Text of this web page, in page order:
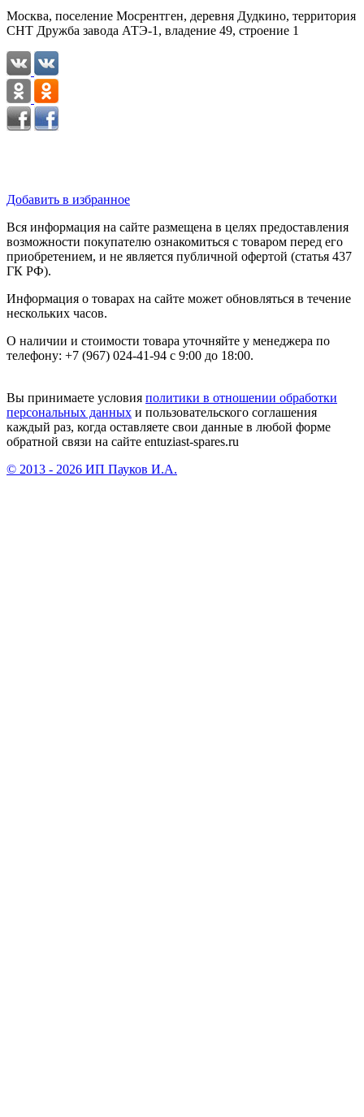
Москва, поселение Мосрентген, деревня Дудкино, территория
СНТ Дружба завода АТЭ-1, владение 49, строение 1
Добавить в избранное
Вся информация на сайте размещена в целях предоставления
возможности покупателю ознакомиться с товаром перед его
приобретением, и не является публичной офертой (статья 437
ГК РФ).
Информация о товарах на сайте может обновляться в течение
нескольких часов.
О наличии и стоимости товара уточняйте у менеджера по
телефону: +7 (967) 024-41-94 с 9:00 до 18:00.
Вы принимаете условия политики в отношении обработки
персональных данных и пользовательского соглашения
каждый раз, когда оставляете свои данные в любой форме
обратной связи на сайте entuziast-spares.ru
© 2013 - 2026 ИП Пауков И.А.